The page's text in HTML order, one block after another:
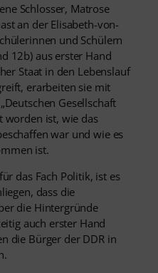
Schlosser, Matrose
an der Elisabeth-von-
und Schülern
12b) aus erster Hand
Staat in den Lebenslauf
erarbeiten sie mit
Gesellschaft
worden ist, wie das
war und wie es
ist.
das Fach Politik, ist es
dass die
die Hintergründe
auch erster Hand
die Bürger der DDR in